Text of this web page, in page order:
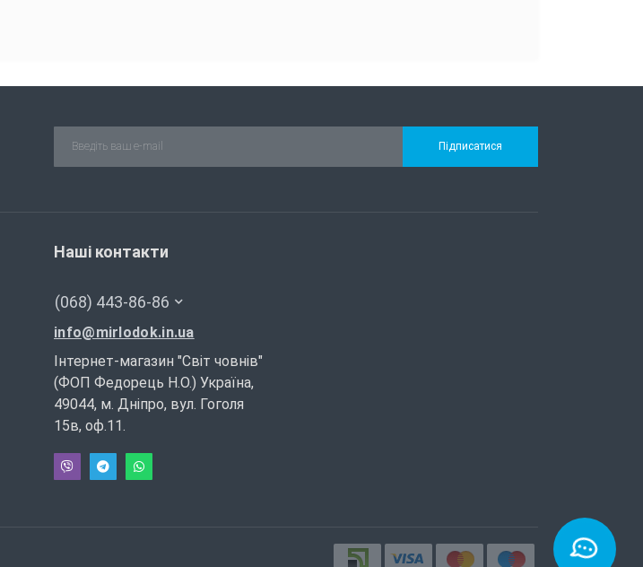
Підписатися
Наші контакти
(068) 443-86-86
info@mirlodok.in.ua
Інтернет-магазин "Світ човнів"
(ФОП Федорець Н.О.) Україна,
49044, м. Дніпро, вул. Гоголя
15в, оф.11.